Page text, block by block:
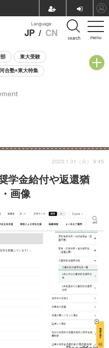
menu
Language
JP / CN search
東大受験
河合塾×東大特集
・相談会
学金給付や返還猶
画像
2023.1.31（火） 9:45